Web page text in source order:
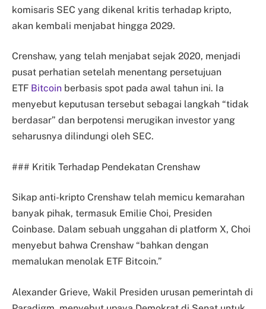
komisaris SEC yang dikenal kritis terhadap kripto,
akan kembali menjabat hingga 2029.
Crenshaw, yang telah menjabat sejak 2020, menjadi
pusat perhatian setelah menentang persetujuan
ETF Bitcoin berbasis spot pada awal tahun ini. Ia
menyebut keputusan tersebut sebagai langkah “tidak
berdasar” dan berpotensi merugikan investor yang
seharusnya dilindungi oleh SEC.
### Kritik Terhadap Pendekatan Crenshaw
Sikap anti-kripto Crenshaw telah memicu kemarahan
banyak pihak, termasuk Emilie Choi, Presiden
Coinbase. Dalam sebuah unggahan di platform X, Choi
menyebut bahwa Crenshaw “bahkan dengan
memalukan menolak ETF Bitcoin.”
Alexander Grieve, Wakil Presiden urusan pemerintah di